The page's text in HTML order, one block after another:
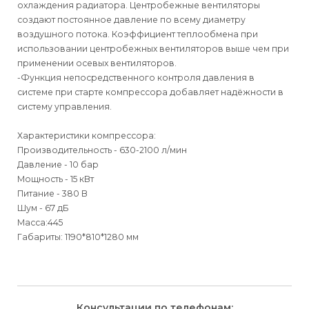
охлаждения радиатора. Центробежные вентиляторы
создают постоянное давление по всему диаметру
воздушного потока. Коэффициент теплообмена при
использовании центробежных вентиляторов выше чем при
применении осевых вентиляторов.
-Функция непосредственного контроля давления в
системе при старте компрессора добавляет надёжности в
систему управления.
Характеристики компрессора:
Производительность - 630-2100 л/мин
Давление - 10 бар
Мощность - 15 кВт
Питание - 380 В
Шум - 67 дБ
Масса:445
Габариты: 1190*810*1280 мм
лиц
Способыдоставки
лиц